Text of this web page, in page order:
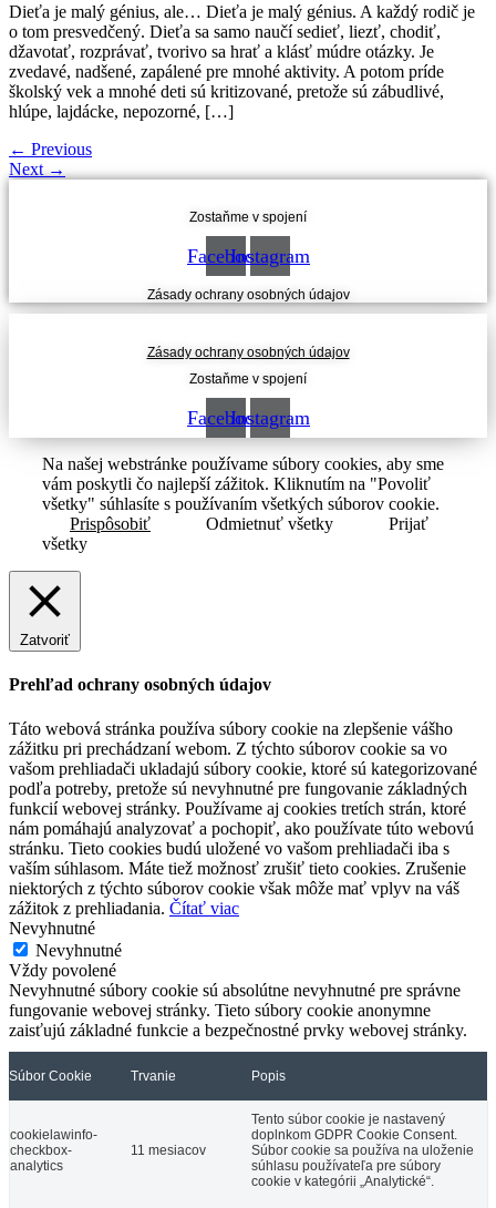
Dieťa je malý génius, ale… Dieťa je malý génius. A každý rodič je
o tom presvedčený. Dieťa sa samo naučí sedieť, liezť, chodiť,
džavotať, rozprávať, tvorivo sa hrať a klásť múdre otázky. Je
zvedavé, nadšené, zapálené pre mnohé aktivity. A potom príde
školský vek a mnohé deti sú kritizované, pretože sú zábudlivé,
hlúpe, lajdácke, nepozorné, […]
← Previous
Next →
Zostaňme v spojení
FacebookInstagram
Zásady ochrany osobných údajov
Zásady ochrany osobných údajov
Zostaňme v spojení
FacebookInstagram
Na našej webstránke používame súbory cookies, aby sme
vám poskytli čo najlepší zážitok. Kliknutím na "Povoliť
všetky" súhlasíte s používaním všetkých súborov cookie.
Prispôsobiť
Odmietnuť všetky
Prijať
všetky
Zatvoriť
Prehľad ochrany osobných údajov
Táto webová stránka používa súbory cookie na zlepšenie vášho
zážitku pri prechádzaní webom. Z týchto súborov cookie sa vo
vašom prehliadači ukladajú súbory cookie, ktoré sú kategorizované
podľa potreby, pretože sú nevyhnutné pre fungovanie základných
funkcií webovej stránky. Používame aj cookies tretích strán, ktoré
nám pomáhajú analyzovať a pochopiť, ako používate túto webovú
stránku. Tieto cookies budú uložené vo vašom prehliadači iba s
vaším súhlasom. Máte tiež možnosť zrušiť tieto cookies. Zrušenie
niektorých z týchto súborov cookie však môže mať vplyv na váš
zážitok z prehliadania. Čítať viac
Nevyhnutné
Nevyhnutné
Vždy povolené
Nevyhnutné súbory cookie sú absolútne nevyhnutné pre správne
fungovanie webovej stránky. Tieto súbory cookie anonymne
zaisťujú základné funkcie a bezpečnostné prvky webovej stránky.
Súbor Cookie Trvanie Popis
cookielawinfo-
checkbox-
analytics
11 mesiacov
Tento súbor cookie je nastavený
doplnkom GDPR Cookie Consent.
Súbor cookie sa používa na uloženie
súhlasu používateľa pre súbory
cookie v kategórii „Analytické“.